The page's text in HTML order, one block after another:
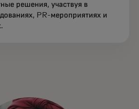
решения, участвуя в
PR-мероприятиях и